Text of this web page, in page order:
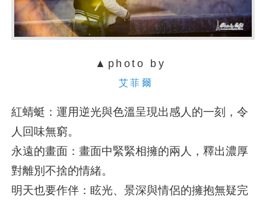
▲photo by
艾菲爾
紅蜻蜓：運用逆光與色溫呈現出感人的一刻，令
人回味無窮。
永遠的畫面：畫面中緊緊相擁的兩人，釋出濃厚
對離別不捨的情緒。
明天也要作伴：眩光、景深與情侶的擁抱無疑完